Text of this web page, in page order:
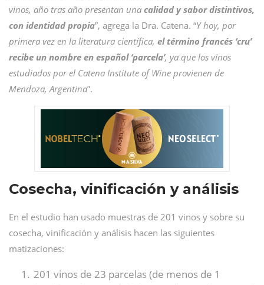
vinos, año tras año presentan una calidad y sabor distintivos,
con identidad propia”, agrega la Dra. Catena. “Y hoy, por
primera vez en la literatura científica, el término francés ‘cru’
recibe un nombre en español ‘parcela’, ya que los vinos
estudiados por el Catena Institute of Wine provienen de
Mendoza, Argentina”.
Cosecha, vinificación y análisis
En el estudio han usado muestras de 201 vinos y sobre su
cosecha, vinificación y análisis hacen las siguientes
matizaciones:
201 vinos de 23 parcelas (de menos de 1